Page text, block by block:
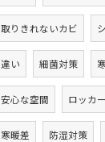
取りきれないカビ
違い 細菌対策
安心な空間 ロッカ
寒暖差 防湿対策